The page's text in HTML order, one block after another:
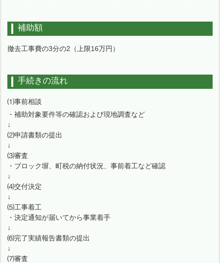
補助額
撤去工事費の3分の2（上限16万円）
手続きの流れ
⑴事前相談
・補助対象要件等の確認および現地調査など
↓
⑵申請書類の提出
↓
⑶審査
・ブロック塀、町税の納付状況、事前着工など確認
↓
⑷交付決定
↓
⑸工事着工
・決定通知が届いてから事業着手
↓
⑹完了実績報告書類の提出
↓
⑺審査